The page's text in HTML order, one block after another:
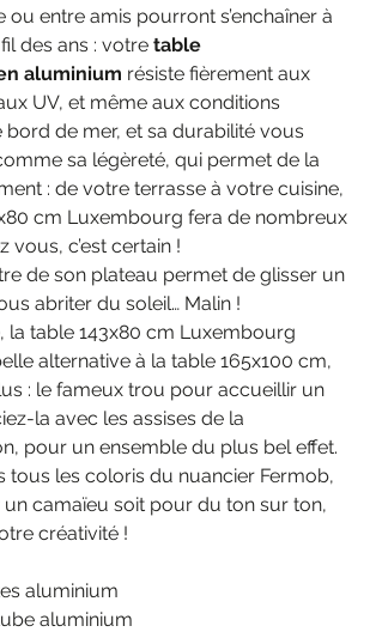
ou entre amis pourront s’enchaîner à
des ans : votretable
aluminium résiste fièrement aux
UV, et même aux conditions
bord de mer, et sa durabilité vous
sa légèreté, qui permet de la
: de votre terrasse à votre cuisine,
cm Luxembourg fera de nombreux
vous, c’est certain !
de son plateau permet de glisser un
abriter du soleil… Malin !
la table 143x80 cm Luxembourg
alternative à la table 165x100 cm,
: le fameux trou pour accueillir un
la avec les assises de la
pour un ensemble du plus bel effet.
tous les coloris du nuancier Fermob,
camaïeu soit pour du ton sur ton,
créativité !
aluminium
aluminium